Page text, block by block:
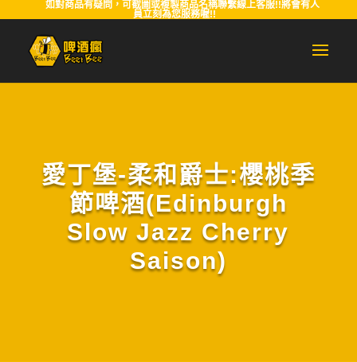
如對商品有疑問，可截圖或複製商品名稱聯繫線上客服!!將會有人
員立刻為您服務喔!!
愛丁堡-柔和爵士:櫻桃季
節啤酒(Edinburgh
Slow Jazz Cherry
Saison)